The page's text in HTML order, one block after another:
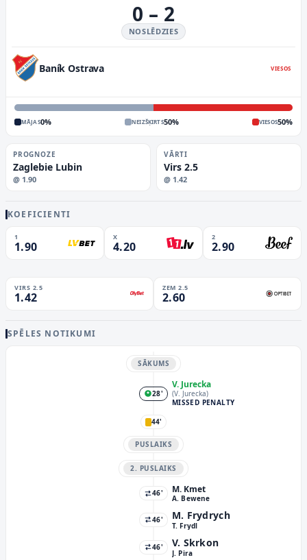
0 – 2
NOSLĒDZIES
Baník Ostrava VIESOS
MĀJAS0% NEIZŠĶIRTS50% VIESOS50%
PROGNOZE
Zaglebie Lubin
@ 1.90
VĀRTI
Virs 2.5
@ 1.42
KOEFICIENTI
1
1.90
X
4.20
2
2.90
VIRS 2.5
1.42
ZEM 2.5
2.60
SPĒLES NOTIKUMI
SĀKUMS
28'
V. Jurecka
(V. Jurecka)
MISSED PENALTY
44'
PUSLAIKS
2. PUSLAIKS
46' M. Kmet
A. Bewene
46' M. Frydrych
T. Frydl
46' V. Skrkon
J. Pira